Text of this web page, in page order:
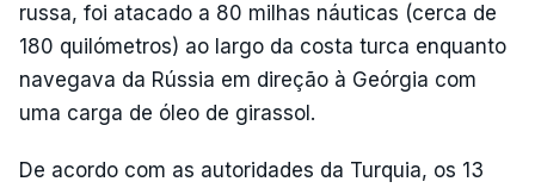
russa, foi atacado a 80 milhas náuticas (cerca de
180 quilómetros) ao largo da costa turca enquanto
navegava da Rússia em direção à Geórgia com
uma carga de óleo de girassol.
De acordo com as autoridades da Turquia, os 13